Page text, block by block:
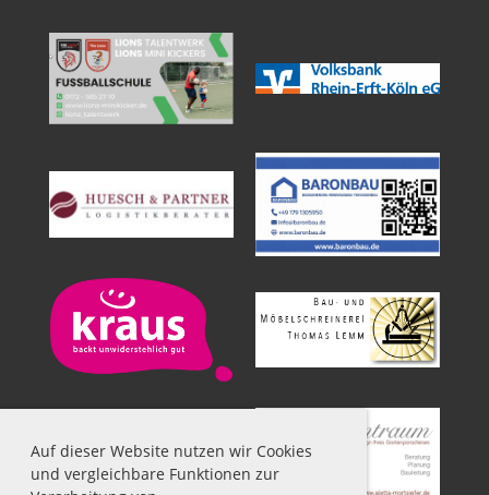
Auf dieser Website nutzen wir Cookies
und vergleichbare Funktionen zur